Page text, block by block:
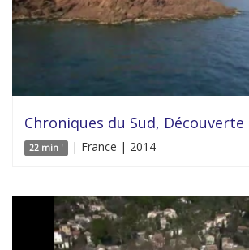
Chroniques du Sud, Découverte
22 min ' | France | 2014